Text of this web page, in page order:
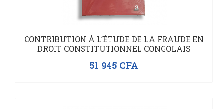
CONTRIBUTION À L’ÉTUDE DE LA FRAUDE EN
DROIT CONSTITUTIONNEL CONGOLAIS
51 945 CFA